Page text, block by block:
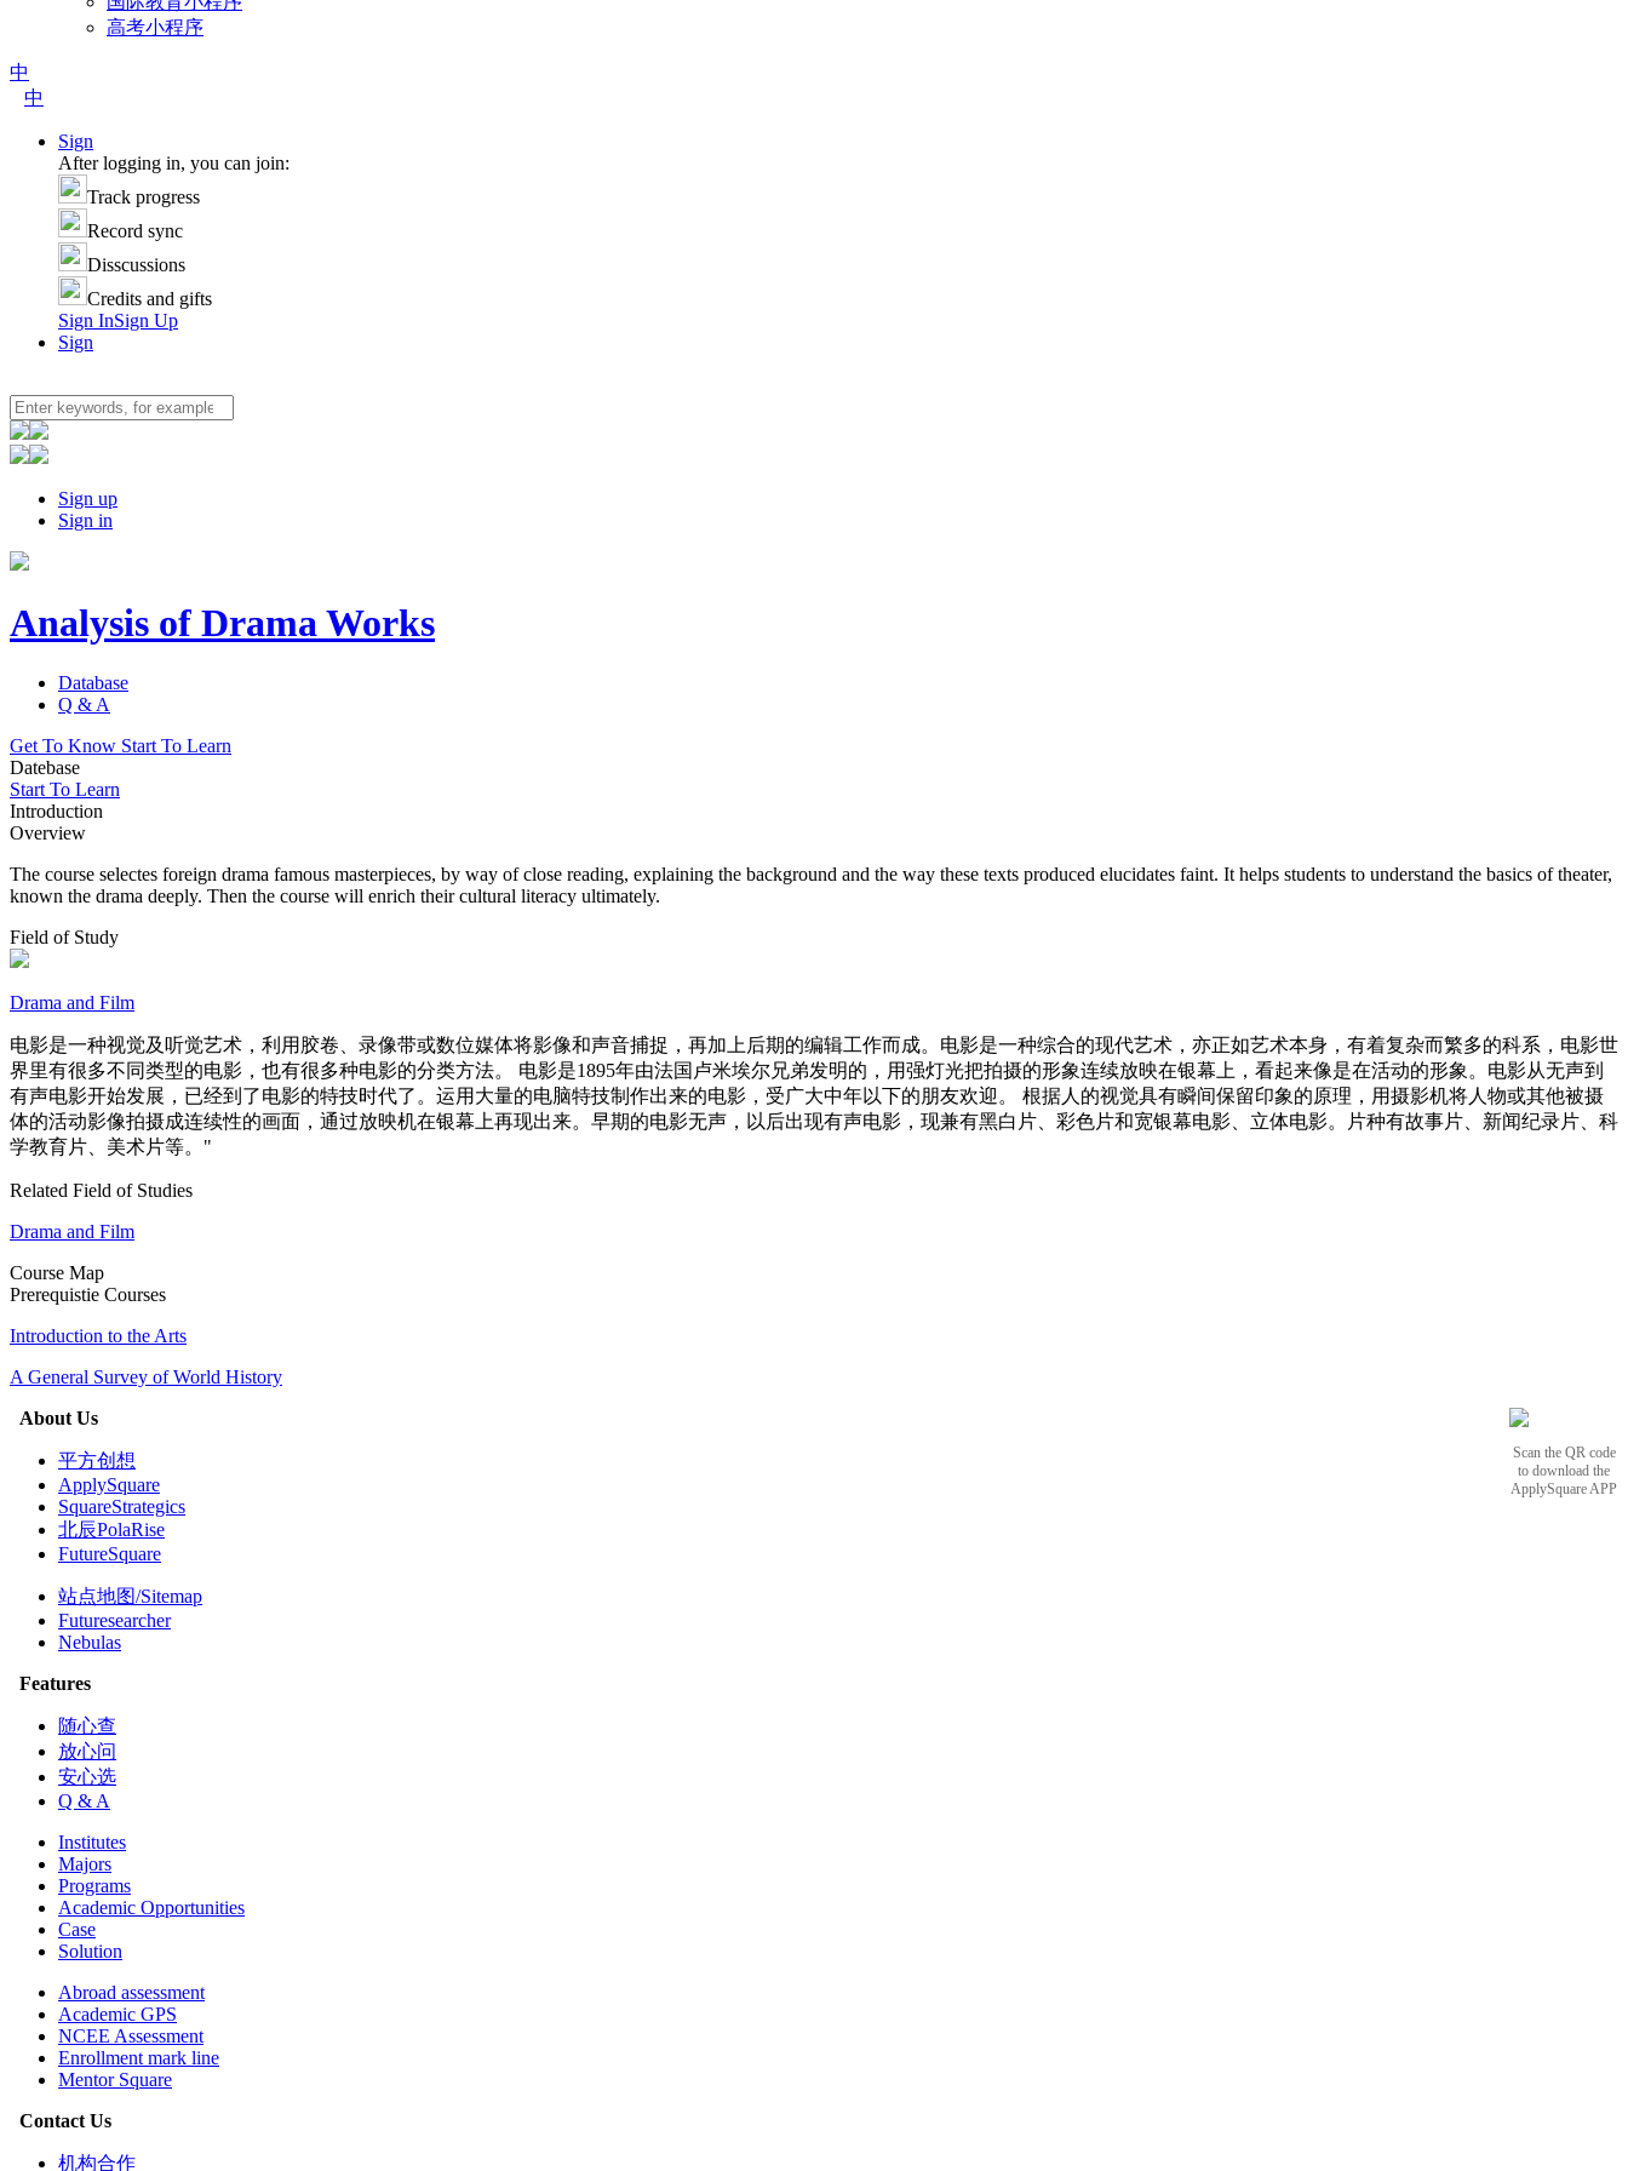
高考小程序
中
中
Sign
After logging in, you can join:
Track progress
Record sync
Disscussions
Credits and gifts
Sign InSign Up
Sign
Sign up
Sign in
Analysis of Drama Works
Database
Q & A
Get To Know Start To Learn
Datebase
Start To Learn
Introduction
Overview
The course selectes foreign drama famous masterpieces, by way of close reading, explaining the background and the way these texts produced elucidates faint. It helps students to understand the basics of theater,
known the drama deeply. Then the course will enrich their cultural literacy ultimately.
Field of Study
Drama and Film
电影是一种视觉及听觉艺术，利用胶卷、录像带或数位媒体将影像和声音捕捉，再加上后期的编辑工作而成。电影是一种综合的现代艺术，亦正如艺术本身，有着复杂而繁多的科系，电影世
界里有很多不同类型的电影，也有很多种电影的分类方法。 电影是1895年由法国卢米埃尔兄弟发明的，用强灯光把拍摄的形象连续放映在银幕上，看起来像是在活动的形象。电影从无声到
有声电影开始发展，已经到了电影的特技时代了。运用大量的电脑特技制作出来的电影，受广大中年以下的朋友欢迎。 根据人的视觉具有瞬间保留印象的原理，用摄影机将人物或其他被摄
体的活动影像拍摄成连续性的画面，通过放映机在银幕上再现出来。早期的电影无声，以后出现有声电影，现兼有黑白片、彩色片和宽银幕电影、立体电影。片种有故事片、新闻纪录片、科
学教育片、美术片等。"
Related Field of Studies
Drama and Film
Course Map
Prerequistie Courses
Introduction to the Arts
A General Survey of World History
Scan the QR code
to download the
ApplySquare APP
About Us
平方创想
ApplySquare
SquareStrategics
北辰PolaRise
FutureSquare
站点地图/Sitemap
Futuresearcher
Nebulas
Features
随心查
放心问
安心选
Q & A
Institutes
Majors
Programs
Academic Opportunities
Case
Solution
Abroad assessment
Academic GPS
NCEE Assessment
Enrollment mark line
Mentor Square
Contact Us
机构合作